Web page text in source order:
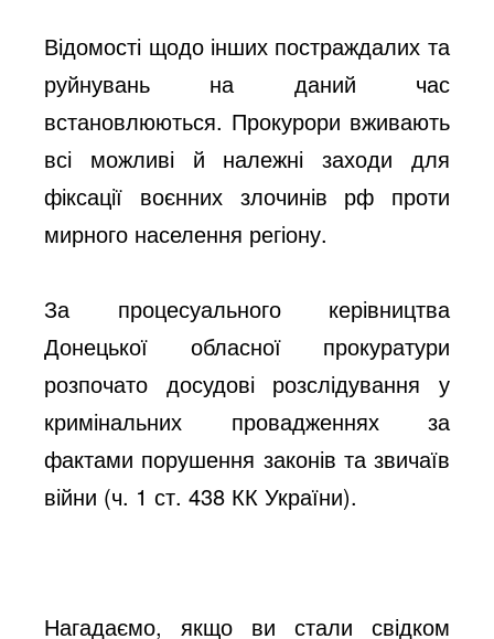
Відомості щодо інших постраждалих та
руйнувань на даний час
встановлюються. Прокурори вживають
всі можливі й належні заходи для
фіксації воєнних злочинів рф проти
мирного населення регіону.
За процесуального керівництва
Донецької обласної прокуратури
розпочато досудові розслідування у
кримінальних провадженнях за
фактами порушення законів та звичаїв
війни (ч. 1 ст. 438 КК України).
Нагадаємо, якщо ви стали свідком